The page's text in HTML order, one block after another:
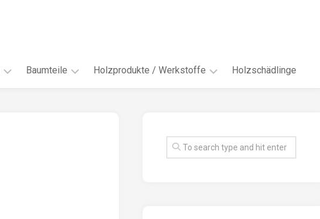
Baumteile Holzprodukte / Werkstoffe
Faserwerkstoffe
Holzschädlinge